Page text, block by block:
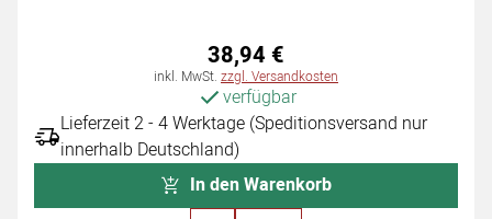
38,94 €
Steuerhinweis:
inkl. MwSt. zzgl. Versandkosten
verfügbar
Lieferzeit 2 - 4 Werktage (Speditionsversand nur
innerhalb Deutschland)
In den Warenkorb